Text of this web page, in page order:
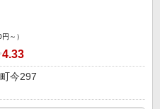
～）
4.33
今297